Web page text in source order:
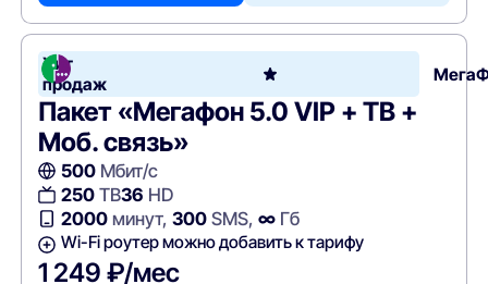
Хит
продаж
Пакет «Мегафон 5.0 VIP + ТВ +
Моб. связь»
500Мбит/с
250ТВ36 HD
2000минут, 300SMS, ∞Гб
Wi-Fi роутер можно добавить к тарифу
1 249 ₽/мес